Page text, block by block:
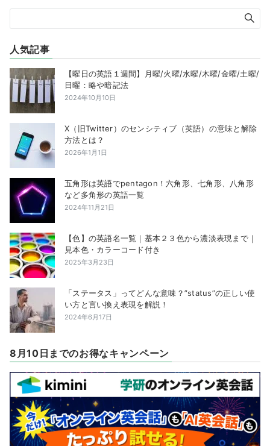
人気記事
【曜日の英語１週間】月曜/火曜/水曜/木曜/金曜/土曜/
日曜：略や暗記法
2024年10月10日
X（旧Twitter）のセンシティブ（英語）の意味と解除
方法とは？
2026年1月1日
五角形は英語でpentagon！六角形、七角形、八角形
など多角形の英語一覧
2024年11月21日
【色】の英語名一覧｜基本２３色から濃淡表現まで｜
見本色・カラーコード付き
2025年3月23日
「ステータス」ってどんな意味？”status”の正しい使
い方と言い換え表現を解説！
2024年6月17日
8月10日までのお得なキャンペーン